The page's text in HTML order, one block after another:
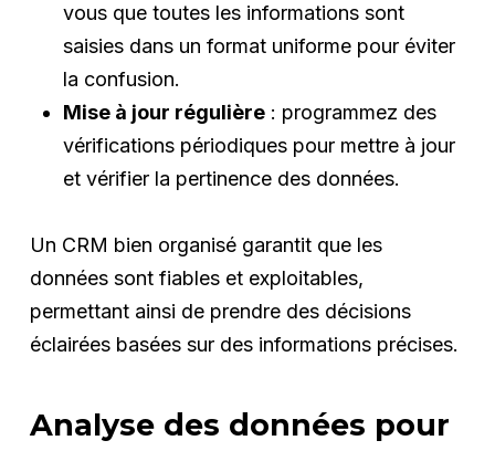
vous que toutes les informations sont
saisies dans un format uniforme pour éviter
la confusion.
Mise à jour régulière: programmez des
vérifications périodiques pour mettre à jour
et vérifier la pertinence des données.
Un CRM bien organisé garantit que les
données sont fiables et exploitables,
permettant ainsi de prendre des décisions
éclairées basées sur des informations précises.
Analyse des données pour